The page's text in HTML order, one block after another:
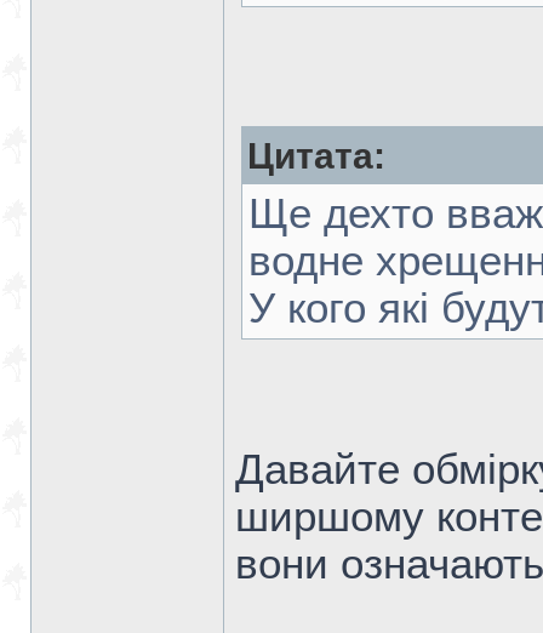
Цитата:
Ще дехто
водне
У кого які
Давайте
ширшому
вони